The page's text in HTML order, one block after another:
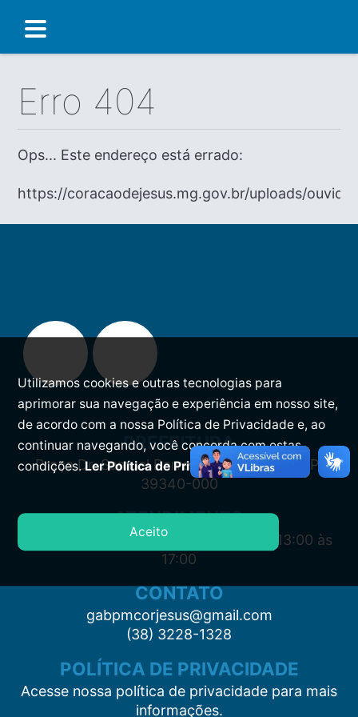
Erro 404
Ops... Este endereço está errado:
https://coracaodejesus.mg.gov.br/uploads/
PREFEITURA
Praça Dr. Samuel Barreto, s/n, Centro CEP:
39340-000
ATENDIMENTO
Segunda à Sexta: 7:00 às 11:00 e das 13:00 às
17:00
CONTATO
gabpmcorjesus@gmail.com
(38) 3228-1328
POLÍTICA DE PRIVACIDADE
Acesse nossa política de privacidade para mais
informações.
Utilizamos cookies e outras tecnologias para
aprimorar sua navegação e experiência em nosso site,
de acordo com a nossa Política de Privacidade e, ao
continuar navegando, você concorda com estas
condições.Ler Política de Privacidade.
Aceito